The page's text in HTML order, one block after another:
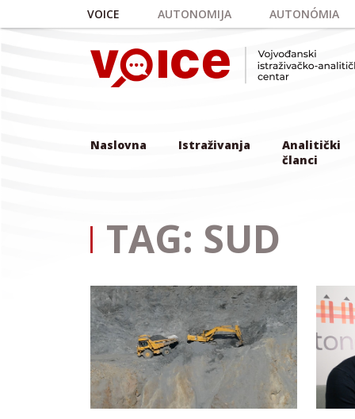
Skip to main content
VOICE AUTONOMIJA AUTONÓMIA
Naslovna Istraživanja
Analitički
članci
TAG: SUD